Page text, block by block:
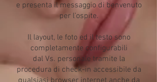
e presenta il messaggio di benvenuto
per l’ospite.
Il layout, le foto ed il testo sono
completamente configurabili
dal Vs. personale tramite la
procedura di check-in accessibile da